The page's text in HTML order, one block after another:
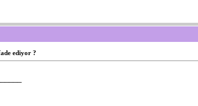
ediyor ?